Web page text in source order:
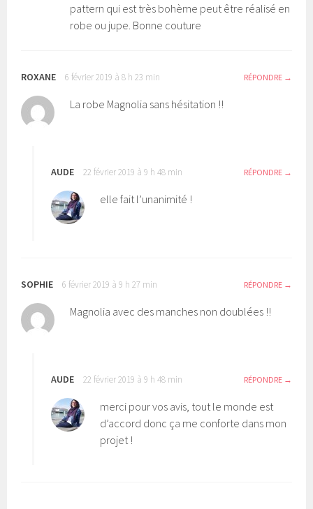
pattern qui est très bohème peut être réalisé en
robe ou jupe. Bonne couture
ROXANE 6 février 2019 à 8 h 23 min RÉPONDRE
La robe Magnolia sans hésitation !!
AUDE 22 février 2019 à 9 h 48 min RÉPONDRE
elle fait l’unanimité !
SOPHIE 6 février 2019 à 9 h 27 min RÉPONDRE
Magnolia avec des manches non doublées !!
AUDE 22 février 2019 à 9 h 48 min RÉPONDRE
merci pour vos avis, tout le monde est
d’accord donc ça me conforte dans mon
projet !